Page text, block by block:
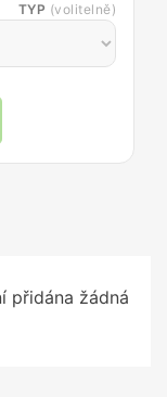
TYP (volitelně)
přidána žádná